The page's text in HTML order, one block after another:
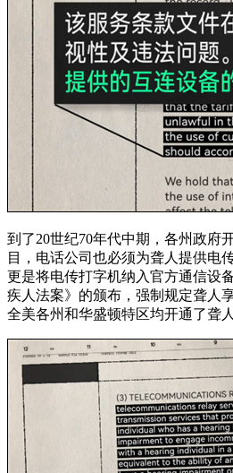
到了20世纪70年代中期，各州政府
目，电话公司也必须为聋人提供电
更是将电传打字机纳入官方通信设
疾人法案》的颁布，强制规定聋人
全美各州和华盛顿特区均开通了聋